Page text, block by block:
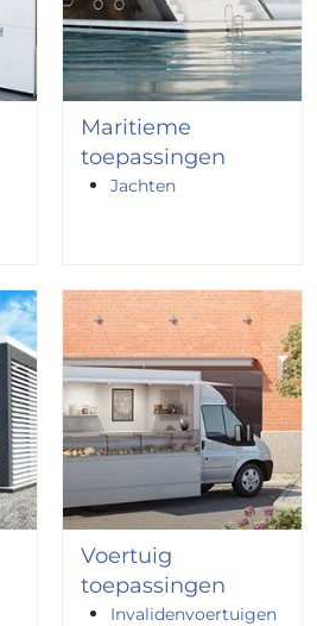
Maritieme
toepassingen
Jachten
Voertuig
toepassingen
Invalidenvoertuigen